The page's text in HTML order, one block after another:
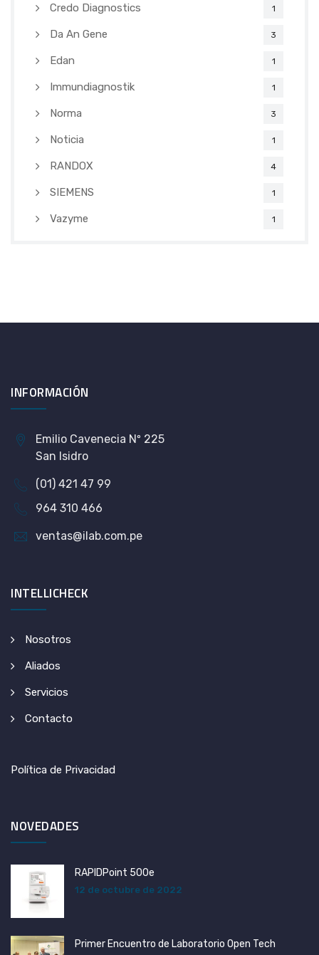
Credo Diagnostics 1
Da An Gene 3
Edan 1
Immundiagnostik 1
Norma 3
Noticia 1
RANDOX 4
SIEMENS 1
Vazyme 1
INFORMACIÓN
Emilio Cavenecia Nº 225
San Isidro
(01) 421 47 99
964 310 466
ventas@ilab.com.pe
INTELLICHECK
Nosotros
Aliados
Servicios
Contacto
Política de Privacidad
NOVEDADES
RAPIDPoint 500e
12 de octubre de 2022
Primer Encuentro de Laboratorio Open Tech